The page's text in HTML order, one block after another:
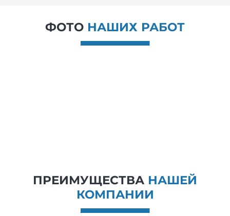
ФОТО НАШИХ РАБОТ
ПРЕИМУЩЕСТВА НАШЕЙ
КОМПАНИИ